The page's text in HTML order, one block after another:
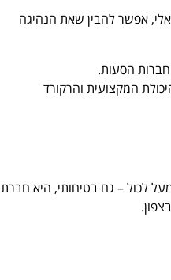
אפשר להבין שאת הנהיגה
הסעות.
המקצועית והרקורד
לכול – גם בטיחותי, היא חברת
.